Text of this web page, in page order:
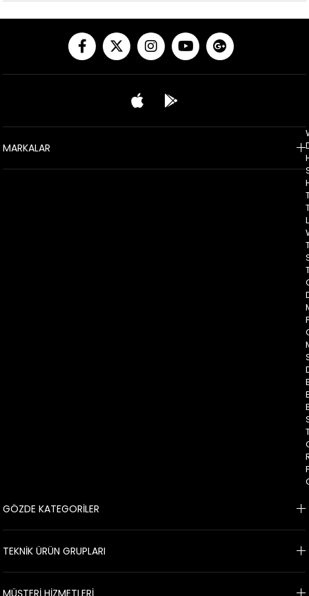
MARKALAR
GÖZDE KATEGORİLER
TEKNİK ÜRÜN GRUPLARI